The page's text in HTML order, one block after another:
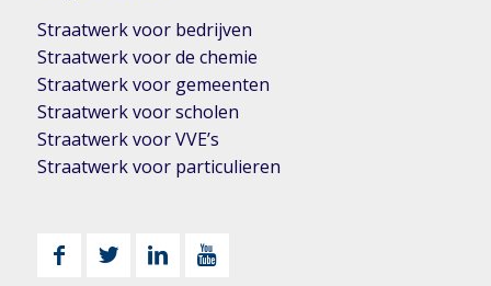
Straatwerk voor bedrijven
Straatwerk voor de chemie
Straatwerk voor gemeenten
Straatwerk voor scholen
Straatwerk voor VVE’s
Straatwerk voor particulieren